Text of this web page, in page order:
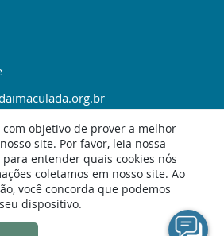
– 2025. Milícia da Imaculada
objetivo de prover a melhor
site. Por favor, leia nossa
para entender quais cookies nós
coletamos em nosso site. Ao
você concorda que podemos
dispositivo.